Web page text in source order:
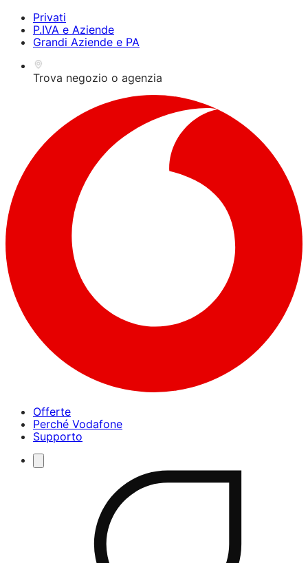
Privati
P.IVA e Aziende
Grandi Aziende e PA
Trova negozio o agenzia
Offerte
Perché Vodafone
Supporto